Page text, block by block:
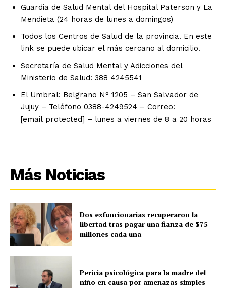
Guardia de Salud Mental del Hospital Paterson y La
Mendieta (24 horas de lunes a domingos)
Todos los Centros de Salud de la provincia. En este
link se puede ubicar el más cercano al domicilio.
Secretaría de Salud Mental y Adicciones del
Ministerio de Salud: 388 4245541
El Umbral: Belgrano N° 1205 – San Salvador de
Jujuy – Teléfono 0388-4249524 – Correo:
[email protected] – lunes a viernes de 8 a 20 horas
Más Noticias
Dos exfuncionarias recuperaron la
libertad tras pagar una fianza de $75
millones cada una
Pericia psicológica para la madre del
niño en causa por amenazas simples